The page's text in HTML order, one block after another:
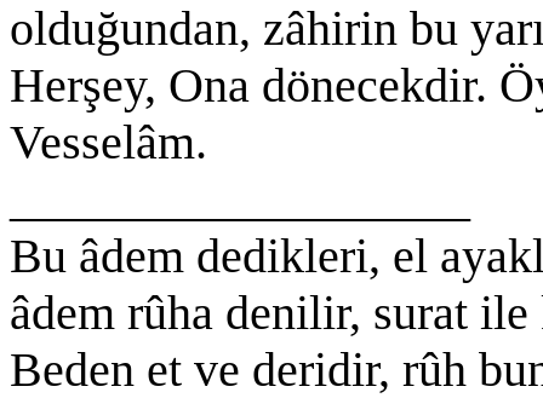
olduğundan, zâhirin bu
Herşey, Ona dönecekdir.
Vesselâm.
Bu âdem dedikleri, el
âdem rûha denilir, surat
Beden et ve deridir, rûh